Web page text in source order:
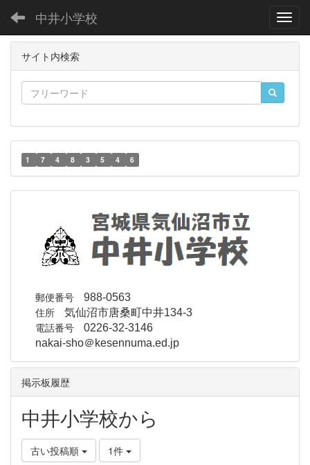
中井小学校
サイト内検索
1 7 4 8 3 5 4 6
郵便番号 988-0563
住所 気仙沼市唐桑町中井134-3
電話番号 0226-32-3146
nakai-sho＠kesennuma.ed.jp
掲示板履歴
中井小学校から
古い投稿順 1件